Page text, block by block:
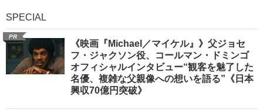
SPECIAL
PR
《映画『Michael／マイケル』》父ジョセ
フ・ジャクソン役、コールマン・ドミンゴ
オフィシャルインタビュー“観客を魅了した
名優、複雑な父親像への想いを語る”《日本
興収70億円突破》